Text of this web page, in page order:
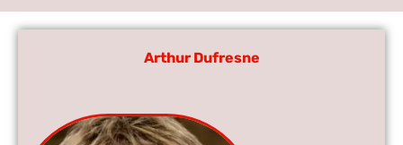
Arthur Dufresne